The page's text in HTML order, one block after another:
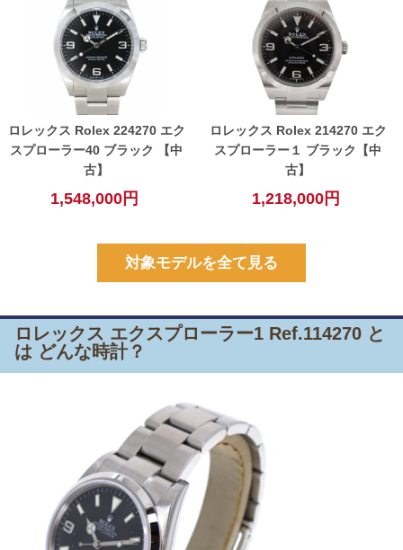
ロレックス Rolex 224270 エク
スプローラー40 ブラック 【中
古】
1,548,000円
ロレックス Rolex 214270 エク
スプローラー１ ブラック【中
古】
1,218,000円
対象モデルを全て見る
ロレックス エクスプローラー1 Ref.114270 と
は どんな時計？